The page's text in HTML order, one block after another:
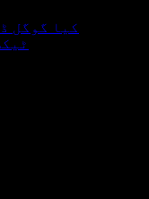
کیا گوگل